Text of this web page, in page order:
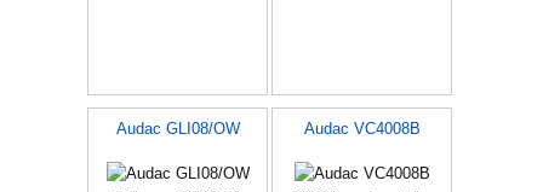
Audac GLI08/OW Audac VC4008B